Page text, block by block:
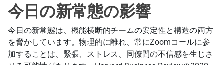
今日の新常態の影響
今日の新常態は、機能横断的チームの安定性と構造の両方
を脅かしています。物理的に離れ、常にZoomコールに参
加することは、緊張、ストレス、同僚間の不信感を生じさ